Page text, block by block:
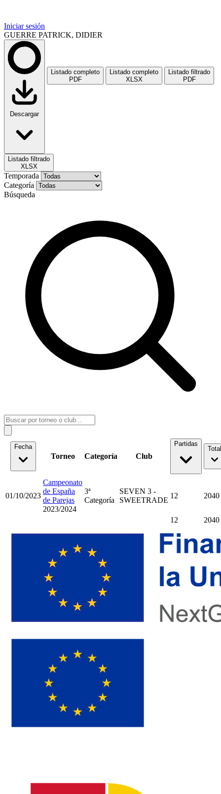
Iniciar sesión
GUERRE PATRICK, DIDIER
Descargar
Listado completo
PDF
Listado completo
XLSX
Listado filtrado
PDF
Listado filtrado
XLSX
Temporada
Categoría
Búsqueda
Fecha
Torneo Categoría Club
Partidas
Total
01/10/2023
Campeonato
de España
de Parejas
2023/2024
3ª
Categoría
SEVEN 3 -
SWEETRADE
12 2040
12 2040